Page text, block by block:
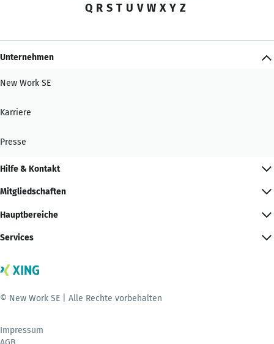
Q R S T U V W X Y Z
Unternehmen
New Work SE
Karriere
Presse
Hilfe & Kontakt
Mitgliedschaften
Hauptbereiche
Services
© New Work SE | Alle Rechte vorbehalten
Impressum